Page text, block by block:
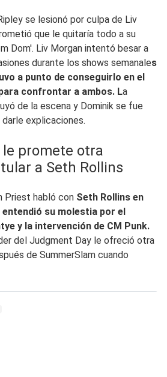
se lesionó por culpa de Liv
que le quitaría todo a su
Dom'. Liv Morgan intentó besar a
durante los shows semanales
a punto de conseguirlo en el
confrontar a ambos. La
de la escena y Dominik se fue
explicaciones.
promete otra
a Seth Rollins
Priest habló con Seth Rollins en
su molestia por el
y la intervención de CM Punk.
del Judgment Day le ofreció otra
de SummerSlam cuando